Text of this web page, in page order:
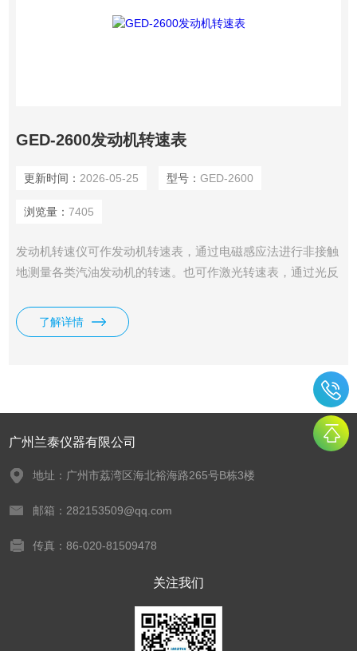
GED-2600发动机转速表
更新时间： 2026-05-25 型号： GED-2600
浏览量： 7405
发动机转速仪可作发动机转速表，通过电磁感应法进行非接触
地测量各类汽油发动机的转速。也可作激光转速表，通过光反
转速。广泛应用于汽车制造、维修业。
了解详情
广州兰泰仪器有限公司
地址：广州市荔湾区海北裕海路265号B栋3楼
邮箱：282153509@qq.com
传真：86-020-81509478
关注我们